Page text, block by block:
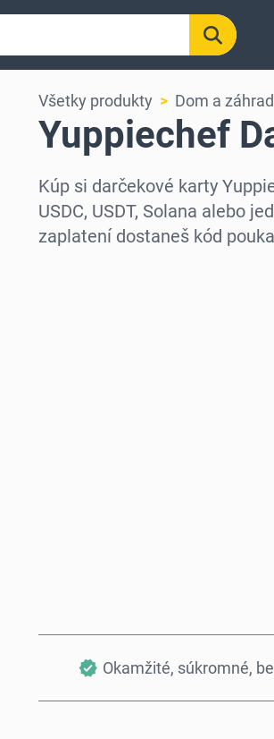
Všetky produkty Dom a
Yuppiechef
Kúp si darčekové karty
USDC, USDT, Solana alebo
zaplatení dostaneš kód
Okamžité, súkromné,